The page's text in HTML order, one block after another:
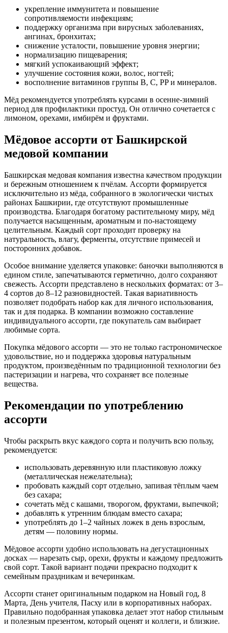
укрепление иммунитета и повышение
сопротивляемости инфекциям;
поддержку организма при вирусных заболеваниях,
ангинах, бронхитах;
снижение усталости, повышение уровня энергии;
нормализацию пищеварения;
мягкий успокаивающий эффект;
улучшение состояния кожи, волос, ногтей;
восполнение витаминов группы B, С, PP и минералов.
Мёд рекомендуется употреблять курсами в осенне-зимний
период для профилактики простуд. Он отлично сочетается с
лимоном, орехами, имбирём и фруктами.
Мёдовое ассорти от Башкирской
медовой компании
Башкирская медовая компания известна качеством продукции
и бережным отношением к пчёлам. Ассорти формируется
исключительно из мёда, собранного в экологически чистых
районах Башкирии, где отсутствуют промышленные
производства. Благодаря богатому растительному миру, мёд
получается насыщенным, ароматным и по-настоящему
целительным. Каждый сорт проходит проверку на
натуральность, влагу, ферменты, отсутствие примесей и
посторонних добавок.
Особое внимание уделяется упаковке: баночки выполняются в
едином стиле, запечатываются герметично, долго сохраняют
свежесть. Ассорти представлено в нескольких форматах: от 3–
4 сортов до 8–12 разновидностей. Такая вариативность
позволяет подобрать набор как для личного использования,
так и для подарка. В компании возможно составление
индивидуального ассорти, где покупатель сам выбирает
любимые сорта.
Покупка мёдового ассорти — это не только гастрономическое
удовольствие, но и поддержка здоровья натуральным
продуктом, произведённым по традиционной технологии без
пастеризации и нагрева, что сохраняет все полезные
вещества.
Рекомендации по употреблению
ассорти
Чтобы раскрыть вкус каждого сорта и получить всю пользу,
рекомендуется:
использовать деревянную или пластиковую ложку
(металлическая нежелательна);
пробовать каждый сорт отдельно, запивая тёплым чаем
без сахара;
сочетать мёд с кашами, творогом, фруктами, выпечкой;
добавлять к утренним блюдам вместо сахара;
употреблять до 1–2 чайных ложек в день взрослым,
детям — половину нормы.
Мёдовое ассорти удобно использовать на дегустационных
досках — нарезать сыр, орехи, фрукты и каждому предложить
свой сорт. Такой вариант подачи прекрасно подходит к
семейным праздникам и вечеринкам.
Ассорти станет оригинальным подарком на Новый год, 8
Марта, День учителя, Пасху или в корпоративных наборах.
Правильно подобранная упаковка делает этот набор стильным
и полезным презентом, который оценят и коллеги, и близкие.